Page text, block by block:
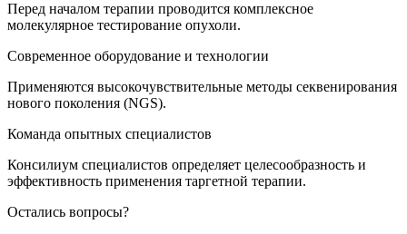
Перед началом терапии проводится комплексное
молекулярное тестирование опухоли.
Современное оборудование и технологии
Применяются высокочувствительные методы секвенирования
нового поколения (NGS).
Команда опытных специалистов
Консилиум специалистов определяет целесообразность и
эффективность применения таргетной терапии.
Остались вопросы?